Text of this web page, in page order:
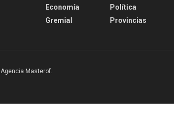
Economía
Gremial
Política
Provincias
Agencia Masterof.